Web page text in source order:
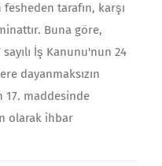
tarafın, karşı
Buna göre,
İş Kanunu'nun 24
dayanmaksızın
17. maddesinde
olarak ihbar